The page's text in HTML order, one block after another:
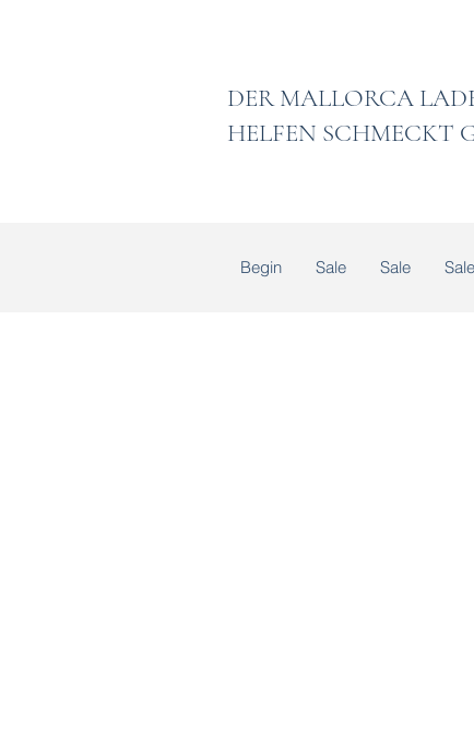
DER
HELFEN SCHMECKT
Begin Sale Sale Sale